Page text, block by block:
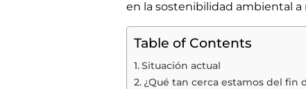
en la sostenibilidad ambiental a
Table of Contents
Situación actual
¿Qué tan cerca estamos del fin